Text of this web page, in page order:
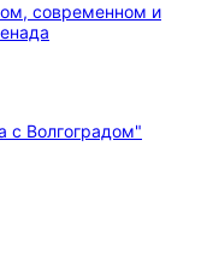
современном и